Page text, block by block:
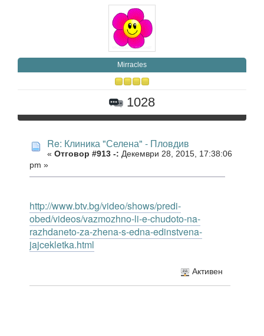
Mirracles
1028
Re: Клиника "Селена" - Пловдив
« Отговор #913 -: Декември 28, 2015, 17:38:06
pm »
http://www.btv.bg/video/shows/predi-
obed/videos/vazmozhno-li-e-chudoto-na-
razhdaneto-za-zhena-s-edna-edinstvena-
jajcekletka.html
Активен